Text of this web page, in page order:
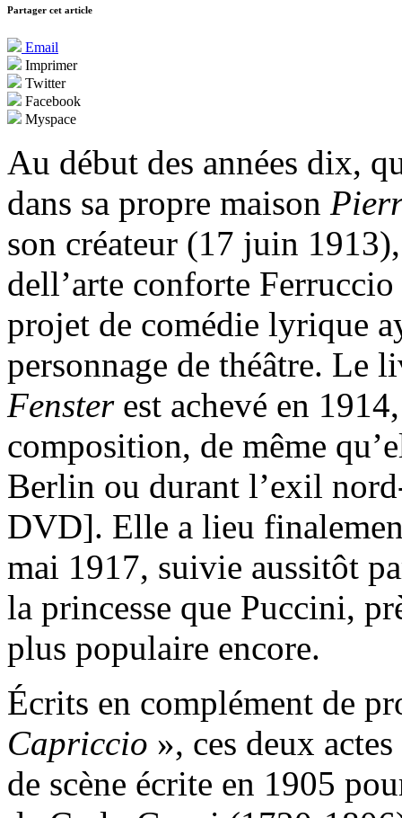
Partager cet article
Email
Imprimer
Twitter
Facebook
Myspace
Au début des années dix,
dans sa propre maison
son créateur (17 juin
dell’arte conforte
projet de comédie lyrique
personnage de théâtre. Le
Fensterest achevé en
composition, de même
Berlin ou durant l’exil
DVD]. Elle a lieu
mai 1917, suivie aussitôt
la princesse que Puccini,
plus populaire encore.
Écrits en complément de
Capriccio », ces deux
de scène écrite en 1905